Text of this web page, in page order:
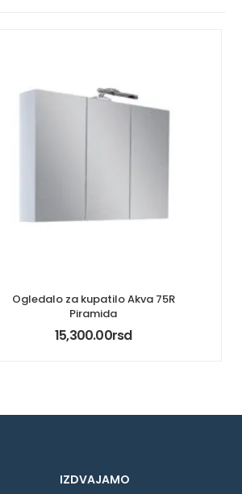
Ogledalo za kupatilo Akva 75R
Piramida
15,300.00rsd
IZDVAJAMO